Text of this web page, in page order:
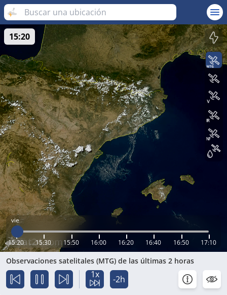
vie
15:20 15:30 15:50 16:00 16:20 16:40 16:50 17:10
15:20
Observaciones satelitales (MTG) de las últimas 2 horas
1x -2h